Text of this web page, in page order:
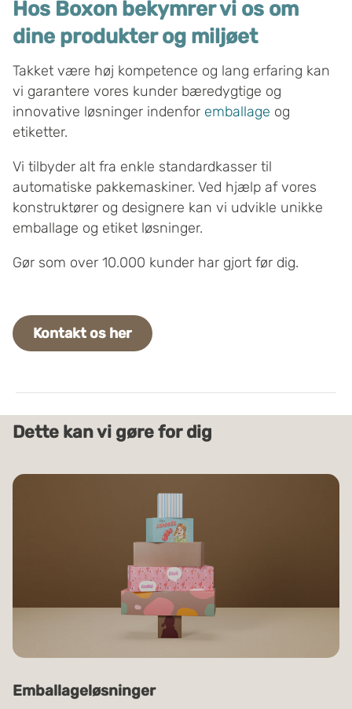
Hos Boxon bekymrer vi os om
dine produkter og miljøet
Takket være høj kompetence og lang erfaring kan
vi garantere vores kunder bæredygtige og
innovative løsninger indenfor emballage og
etiketter.
Vi tilbyder alt fra enkle standardkasser til
automatiske pakkemaskiner. Ved hjælp af vores
konstruktører og designere kan vi udvikle unikke
emballage og etiket løsninger.
Gør som over 10.000 kunder har gjort før dig.
Kontakt os her
Dette kan vi gøre for dig
Emballageløsninger